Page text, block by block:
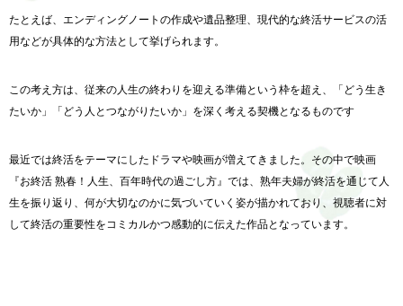
たとえば、エンディングノートの作成や遺品整理、 現代的な終活サービスの活
用などが具体的な方法として挙げられま す。
この考え方は、従来の人生の終わりを迎える準備という枠を超え、
「どう生き
たいか」「どう人とつながりたいか」 を深く考える契機となるものです
最近では終活をテーマにしたドラマや映画が増えてきました。その中で映画
『お終活 熟春！人生、百年時代の過ごし方』では、 熟年夫婦が終活を通じて人
生を振り返り、 何が大切なのかに気づいていく姿が描かれており、 視聴者に対
して終活の重要性をコミカルかつ感動的に伝えた作品となっています。